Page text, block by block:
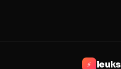
⚡ leuks